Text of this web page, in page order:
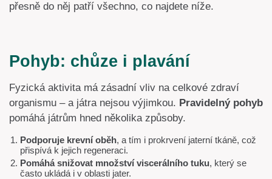
přesně do něj patří všechno, co najdete níže.
Pohyb: chůze i plavání
Fyzická aktivita má zásadní vliv na celkové zdraví
organismu – a játra nejsou výjimkou. Pravidelný pohyb
pomáhá játrům hned několika způsoby.
Podporuje krevní oběh, a tím i prokrvení jaterní tkáně, což
přispívá k jejich regeneraci.
Pomáhá snižovat množství viscerálního tuku, který se
často ukládá i v oblasti jater.